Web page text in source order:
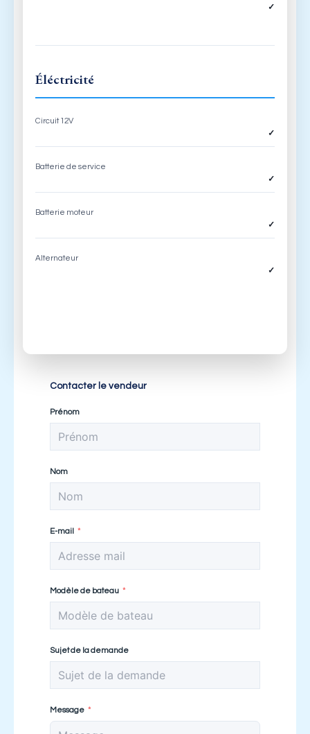
✓
Éléctricité
Circuit 12V
✓
Batterie de service
✓
Batterie moteur
✓
Alternateur
✓
Contacter le vendeur
Prénom
Nom
E-mail
Modèle de bateau
Sujet de la demande
Message